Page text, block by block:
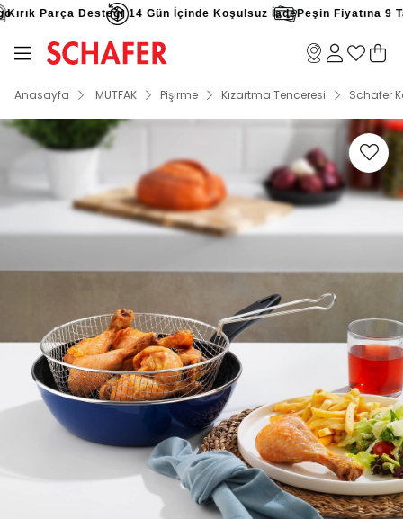
Parça Desteği 14 Gün İçinde Koşulsuz İadePeşin Fiyatına 9
Anasayfa MUTFAK Pişirme Kızartma Tenceresi Schafer